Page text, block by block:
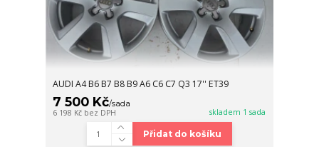
AUDI A4 B6 B7 B8 B9 A6 C6 C7 Q3 17'' ET39
7 500 Kč/sada
6 198 Kč bez DPH skladem 1 sada
Přidat do košíku